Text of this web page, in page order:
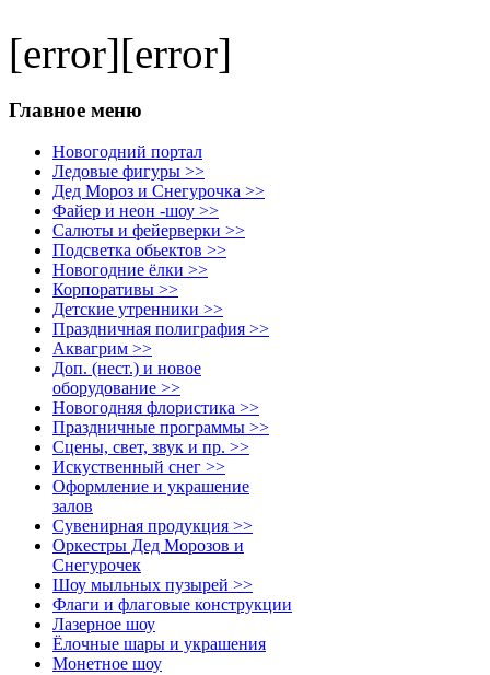
[error][error]
Главное меню
Новогодний портал
Ледовые фигуры >>
Дед Мороз и Снегурочка >>
Файер и неон -шоу >>
Салюты и фейерверки >>
Подсветка обьектов >>
Новогодние ёлки >>
Корпоративы >>
Детские утренники >>
Праздничная полиграфия >>
Аквагрим >>
Доп. (нест.) и новое
оборудование >>
Новогодняя флористика >>
Праздничные программы >>
Сцены, свет, звук и пр. >>
Искуственный снег >>
Оформление и украшение
залов
Сувенирная продукция >>
Оркестры Дед Морозов и
Снегурочек
Шоу мыльных пузырей >>
Флаги и флаговые конструкции
Лазерное шоу
Ёлочные шары и украшения
Монетное шоу